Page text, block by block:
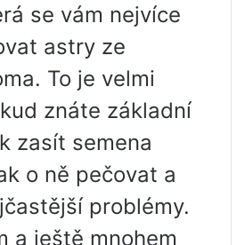
se vám nejvíce
astry ze
To je velmi
znáte základní
zasít semena
o ně pečovat a
problémy.
a ještě mnohem